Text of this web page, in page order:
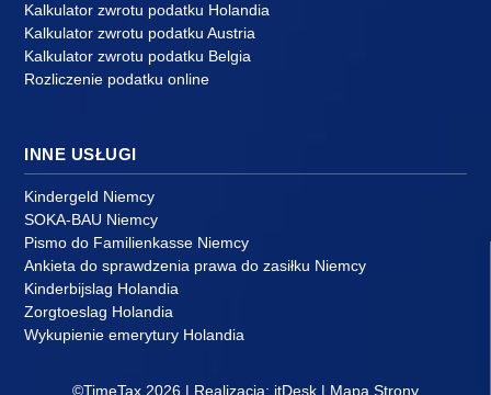
Kalkulator zwrotu podatku Holandia
Kalkulator zwrotu podatku Austria
Kalkulator zwrotu podatku Belgia
Rozliczenie podatku online
INNE USŁUGI
Kindergeld Niemcy
SOKA-BAU Niemcy
Pismo do Familienkasse Niemcy
Ankieta do sprawdzenia prawa do zasiłku Niemcy
Kinderbijslag Holandia
Zorgtoeslag Holandia
Wykupienie emerytury Holandia
©TimeTax 2026 | Realizacja: itDesk | Mapa Strony